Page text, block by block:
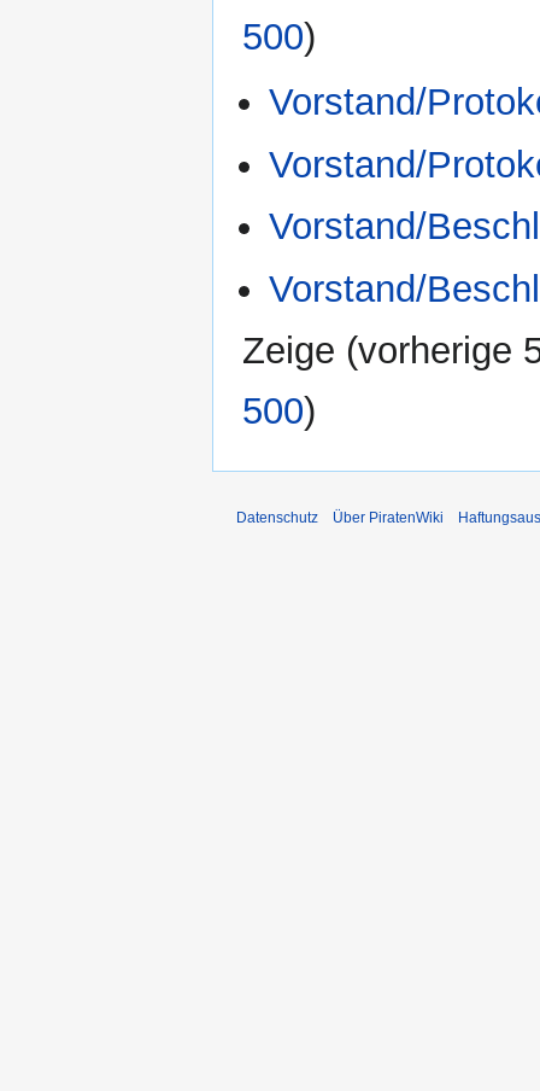
500)
Vorstand/
Vorstand/
Vorstand/
Vorstand/
Zeige (vorherige
500)
Datenschutz Über PiratenWiki